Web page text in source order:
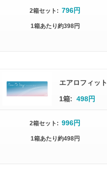
2箱セット : 796円
1箱あたり約398円
エアロフィッ
1箱: 498円
2箱セット : 996円
1箱あたり約498円